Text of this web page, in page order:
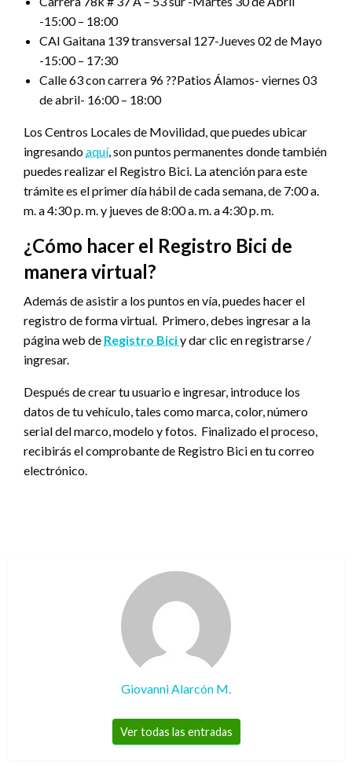
-15:00 – 18:00
CAI Gaitana 139 transversal 127-Jueves 02 de Mayo
-15:00 – 17:30
Calle 63 con carrera 96 ??Patios Álamos- viernes 03
de abril- 16:00 – 18:00
Los Centros Locales de Movilidad, que puedes ubicar
ingresandoaquí, son puntos permanentes donde también
puedes realizar el Registro Bici. La atención para este
trámite es el primer día hábil de cada semana, de 7:00 a.
m. a 4:30 p. m. y jueves de 8:00 a. m. a 4:30 p. m.
¿Cómo hacer el Registro Bici de
manera virtual?
Además de asistir a los puntos en vía, puedes hacer el
registro de forma virtual. Primero, debes ingresar a la
página web de Registro Biciy dar clic en registrarse /
ingresar.
Después de crear tu usuario e ingresar, introduce los
datos de tu vehículo, tales como marca, color, número
serial del marco, modelo y fotos. Finalizado el proceso,
recibirás el comprobante de Registro Bici en tu correo
electrónico.
Giovanni Alarcón M.
Ver todas las entradas